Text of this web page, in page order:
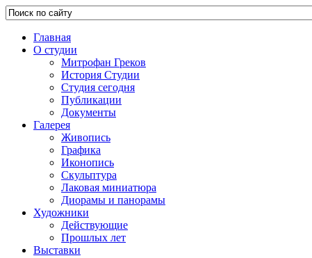
Главная
О студии
Митрофан Греков
История Студии
Студия сегодня
Публикации
Документы
Галерея
Живопись
Графика
Иконопись
Скульптура
Лаковая миниатюра
Диорамы и панорамы
Художники
Действующие
Прошлых лет
Выставки